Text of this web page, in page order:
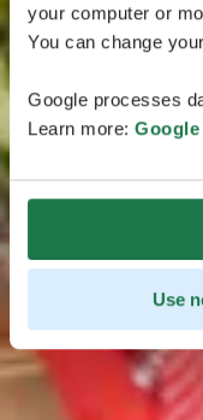
your computer or
You can change
Google processes
Learn more:
Use